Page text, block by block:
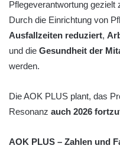
Pflegeverantwortung gezielt
Durch die Einrichtung von
Ausfallzeiten reduziert,
und die Gesundheit der
werden.
Die AOK PLUS plant, das
Resonanz auch 2026
AOK PLUS – Zahlen und